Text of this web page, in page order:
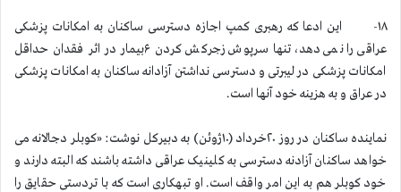
۱۸- این ادعا که رهبری کمپ اجازه دسترسی ساکنان به امکانات پزشکی
عراقی را نمی‌دهد، تنها سرپوش زجرکش کردن ۶بیمار در اثر فقدان حداقل
امکانات پزشکی در لیبرتی و دسترسی نداشتن آزادانه ساکنان به امکانات پزشکی
در عراق و به هزینه خود آنها است.
نماینده ساکنان در روز ۲۰خرداد (۱۰ژوئن) به دبیرکل نوشت: «کوبلر دجالانه می
خواهد ساکنان آزادنه دسترسی به کلینیک عراقی داشته باشند که البته دارند و
خود کوبلر هم به این امر واقف است. او تبهکاری است که با تردستی حقایق را